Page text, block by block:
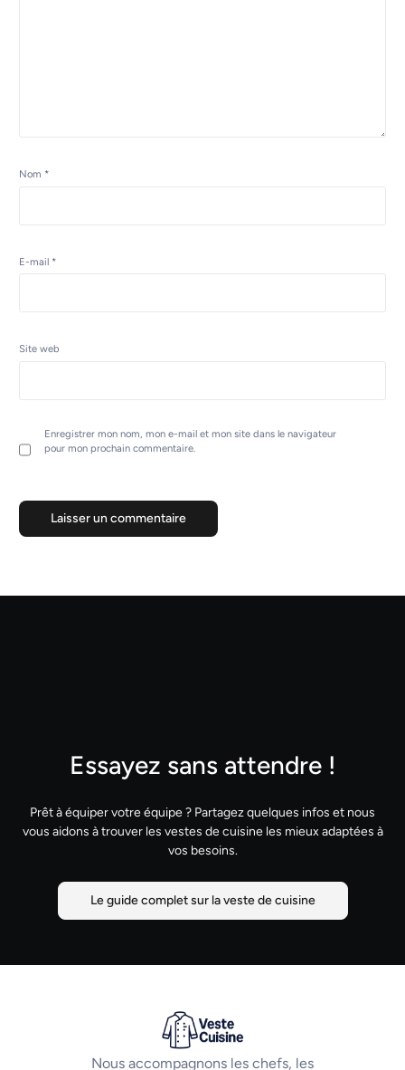
Nom *
E-mail *
Site web
Enregistrer mon nom, mon e-mail et mon site dans le navigateur
pour mon prochain commentaire.
Essayez sans attendre !
Prêt à équiper votre équipe ? Partagez quelques infos et nous
vous aidons à trouver les vestes de cuisine les mieux adaptées à
vos besoins.
Le guide complet sur la veste de cuisine
Nous accompagnons les chefs, les